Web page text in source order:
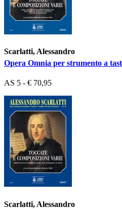
Scarlatti, Alessandro
Opera Omnia per strumento a
AS 5 - € 70,95
Scarlatti, Alessandro